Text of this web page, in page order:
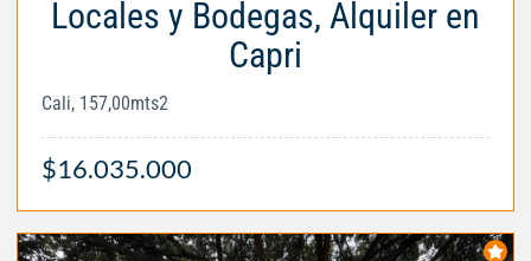
Locales y Bodegas, Alquiler en
Capri
Cali, 157,00mts2
$16.035.000